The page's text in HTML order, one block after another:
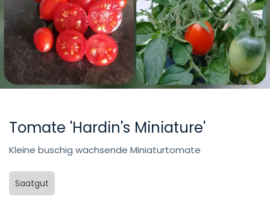
Tomate 'Hardin's Miniature'
Kleine buschig wachsende Miniaturtomate
Saatgut